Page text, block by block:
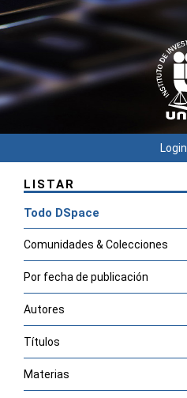
Login
LISTAR
Todo DSpace
Comunidades & Colecciones
Por fecha de publicación
Autores
Títulos
Materias